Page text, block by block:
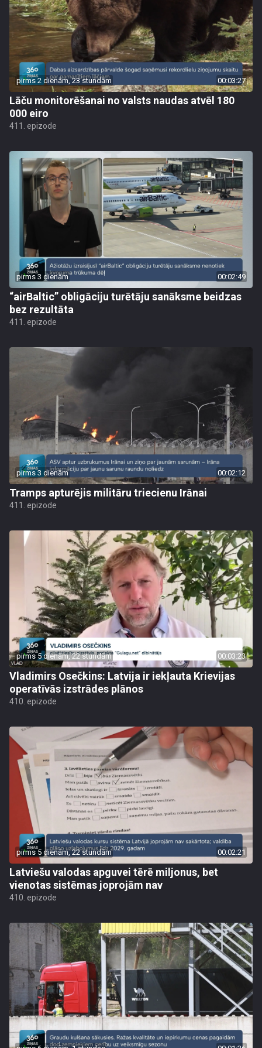
pirms 2 dienām, 23 stundām 00:03:27
Lāču monitorēšanai no valsts naudas atvēl 180
000 eiro
411. epizode
pirms 3 dienām 00:02:49
“airBaltic” obligāciju turētāju sanāksme beidzas
bez rezultāta
411. epizode
pirms 3 dienām 00:02:12
Tramps apturējis militāru triecienu Irānai
411. epizode
pirms 5 dienām, 22 stundām 00:03:23
Vladimirs Osečkins: Latvija ir iekļauta Krievijas
operatīvās izstrādes plānos
410. epizode
pirms 5 dienām, 22 stundām 00:02:21
Latviešu valodas apguvei tērē miljonus, bet
vienotas sistēmas joprojām nav
410. epizode